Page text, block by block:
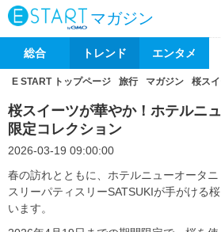
マガジン
総合 トレンド エンタメ
E START トップページ 旅行 マガジン 桜ス
桜スイーツが華やか！ホテルニ
限定コレクション
2026-03-19 09:00:00
春の訪れとともに、ホテルニューオータ
スリーパティスリーSATSUKIが手がける
います。